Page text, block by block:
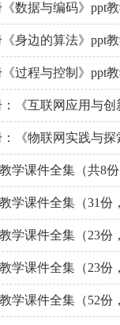
数据与编码》ppt
身边的算法》ppt
过程与控制》ppt
《互联网应用与
《物联网实践与
学课件全集（共8份
学课件全集（31份
学课件全集（23份
学课件全集（23份
学课件全集（52份